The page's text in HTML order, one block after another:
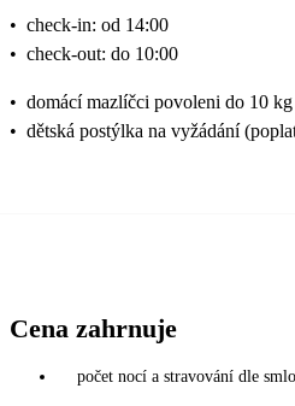
• check-in: od 14:00
• check-out: do 10:00
• domácí mazlíčci povoleni do 10
• dětská postýlka na vyžádání
Cena zahrnuje
počet nocí a stravování dle